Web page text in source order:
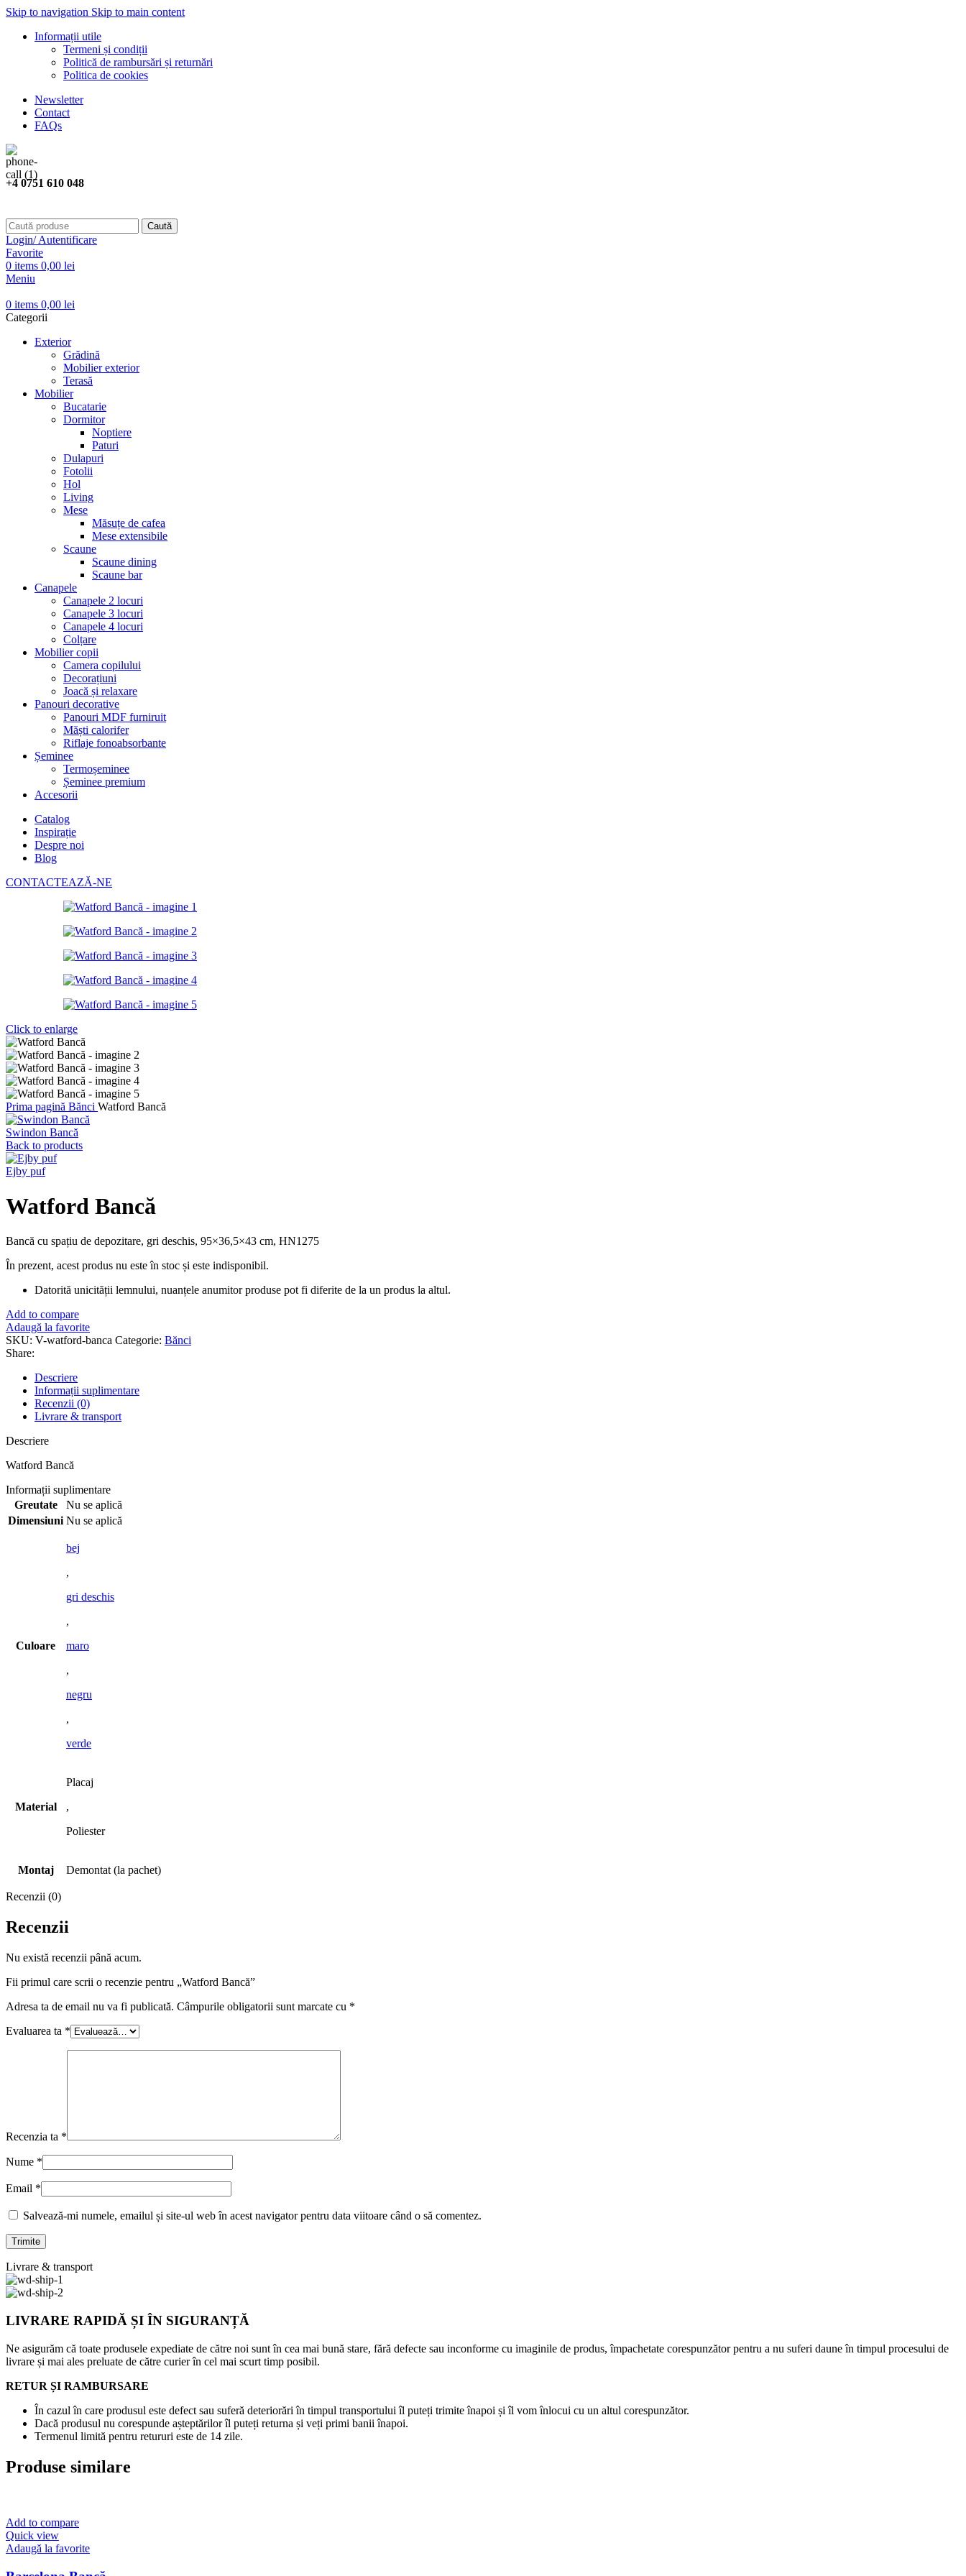
Skip to navigation Skip to main content
Informații utile
Termeni și condiții
Politică de rambursări și returnări
Politica de cookies
Newsletter
Contact
FAQs
+4 0751 610 048
Caută
Login/ Autentificare
Favorite
0 items 0,00 lei
Meniu
0 items 0,00 lei
Categorii
Exterior
Grădină
Mobilier exterior
Terasă
Mobilier
Bucatarie
Dormitor
Noptiere
Paturi
Dulapuri
Fotolii
Hol
Living
Mese
Măsuțe de cafea
Mese extensibile
Scaune
Scaune dining
Scaune bar
Canapele
Canapele 2 locuri
Canapele 3 locuri
Canapele 4 locuri
Colțare
Mobilier copii
Camera copilului
Decorațiuni
Joacă și relaxare
Panouri decorative
Panouri MDF furniruit
Măști calorifer
Riflaje fonoabsorbante
Șeminee
Termoșeminee
Șeminee premium
Accesorii
Catalog
Inspirație
Despre noi
Blog
CONTACTEAZĂ-NE
Click to enlarge
Prima pagină Bănci Watford Bancă
Swindon Bancă
Back to products
Ejby puf
Watford Bancă
Bancă cu spațiu de depozitare, gri deschis, 95×36,5×43 cm, HN1275
În prezent, acest produs nu este în stoc și este indisponibil.
Datorită unicității lemnului, nuanțele anumitor produse pot fi diferite de la un produs la altul.
Add to compare
Adaugă la favorite
SKU: V-watford-banca Categorie: Bănci
Share:
Descriere
Informații suplimentare
Recenzii (0)
Livrare & transport
Descriere
Watford Bancă
Informații suplimentare
Greutate
Nu se aplică
Dimensiuni Nu se aplică
Culoare
bej
,
gri deschis
,
maro
,
negru
,
verde
Material
Placaj
,
Poliester
Montaj Demontat (la pachet)
Recenzii (0)
Recenzii
Nu există recenzii până acum.
Fii primul care scrii o recenzie pentru „Watford Bancă”
Adresa ta de email nu va fi publicată. Câmpurile obligatorii sunt marcate cu *
Evaluarea ta *
Recenzia ta *
Nume *
Email *
Salvează-mi numele, emailul și site-ul web în acest navigator pentru data viitoare când o să comentez.
Livrare & transport
LIVRARE RAPIDĂ ȘI ÎN SIGURANȚĂ
Ne asigurăm că toate produsele expediate de către noi sunt în cea mai bună stare, fără defecte sau inconforme cu imaginile de produs, împachetate corespunzător pentru a nu suferi daune în timpul procesului de
livrare și mai ales preluate de către curier în cel mai scurt timp posibil.
RETUR ȘI RAMBURSARE
În cazul în care produsul este defect sau suferă deteriorări în timpul transportului îl puteți trimite înapoi și îl vom înlocui cu un altul corespunzător.
Dacă produsul nu corespunde așteptărilor îl puteți returna și veți primi banii înapoi.
Termenul limită pentru retururi este de 14 zile.
Produse similare
Add to compare
Quick view
Adaugă la favorite